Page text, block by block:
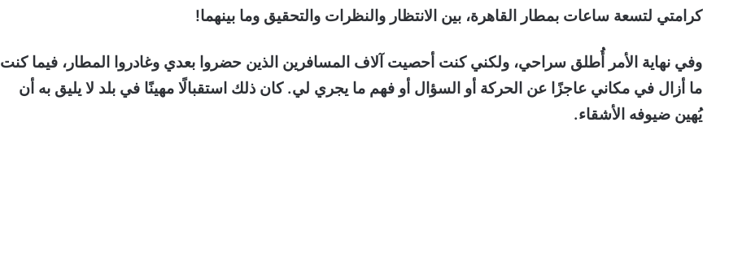
كرامتي لتسعة ساعات بمطار القاهرة، بين الانتظار والنظرات والتحقيق وما بينهما!
وفي نهاية الأمر أُطلق سراحي، ولكني كنت أحصيت آلاف المسافرين الذين حضروا بعدي وغادروا المطار، فيما كنت
ما أزال في مكاني عاجزًا عن الحركة أو السؤال أو فهم ما يجري لي. كان ذلك استقبالًا مهينًا في بلد لا يليق به أن
يُهين ضيوفه الأشقاء.